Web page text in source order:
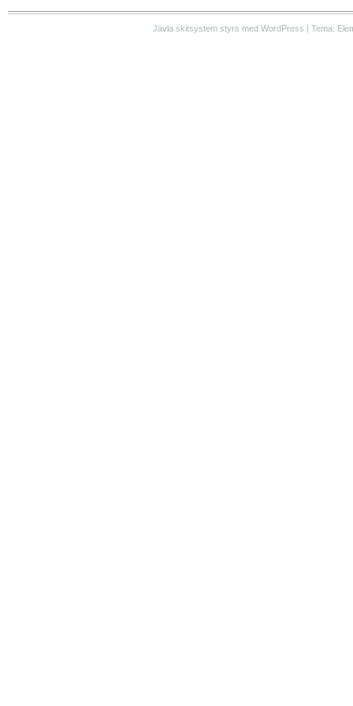
Jävla skitsystem styrs med WordPress | Tema: